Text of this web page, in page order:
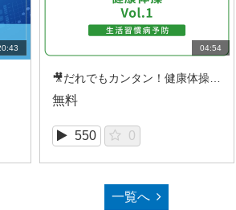
04:54
🎥だれでもカンタン！健康体操 Vol.1
無料
550 0
一覧へ